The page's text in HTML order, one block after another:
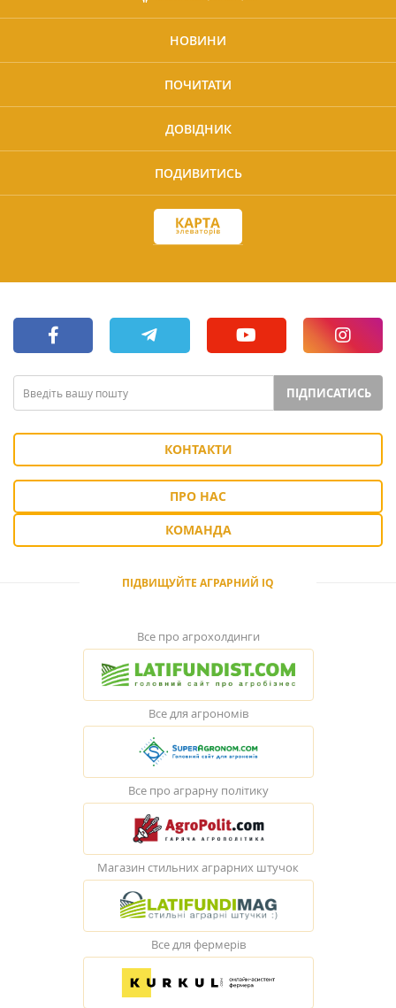
НОВИНИ
ПОЧИТАТИ
ДОВІДНИК
ПОДИВИТИСЬ
ПІДПИСАТИСЬ
КОНТАКТИ
ПРО НАС
КОМАНДА
ПІДВИЩУЙТЕ АГРАРНИЙ IQ
Все про агрохолдинги
Все для агрономів
Все про аграрну політику
Магазин стильних аграрних штучок
Все для фермерів